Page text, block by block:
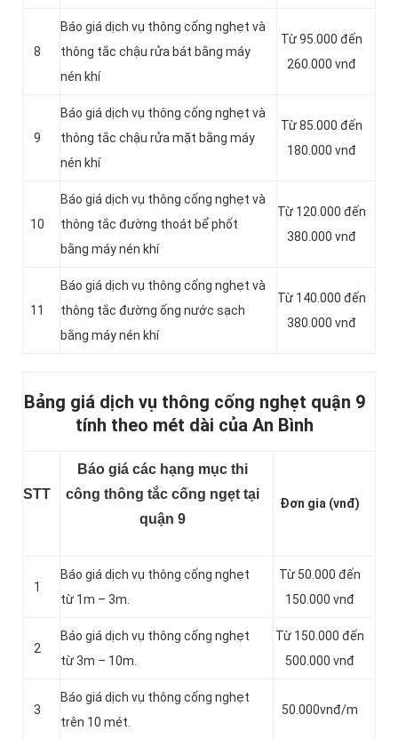
8
Báo giá dịch vụ thông cống nghẹt và
thông tắc chậu rửa bát bằng máy
nén khí
Từ 95.000 đến
260.000 vnđ
9
Báo giá dịch vụ thông cống nghẹt và
thông tắc chậu rửa mặt bằng máy
nén khí
Từ 85.000 đến
180.000 vnđ
10
Báo giá dịch vụ thông cống nghẹt và
thông tắc đường thoát bể phốt
bằng máy nén khí
Từ 120.000 đến
380.000 vnđ
11
Báo giá dịch vụ thông cống nghẹt và
thông tắc đường ống nước sạch
bằng máy nén khí
Từ 140.000 đến
380.000 vnđ
Bảng giá dịch vụ thông cống nghẹt quận 9
tính theo mét dài của An Bình
STT
Báo giá các hạng mục thi
công thông tắc cống ngẹt tại
quận 9
Đơn gia (vnđ)
1
Báo giá dịch vụ thông cống nghẹt
từ 1m – 3m.
Từ 50.000 đến
150.000 vnđ
2
Báo giá dịch vụ thông cống nghẹt
từ 3m – 10m.
Từ 150.000 đến
500.000 vnđ
3
Báo giá dịch vụ thông cống nghẹt
trên 10 mét.
50.000vnđ/m